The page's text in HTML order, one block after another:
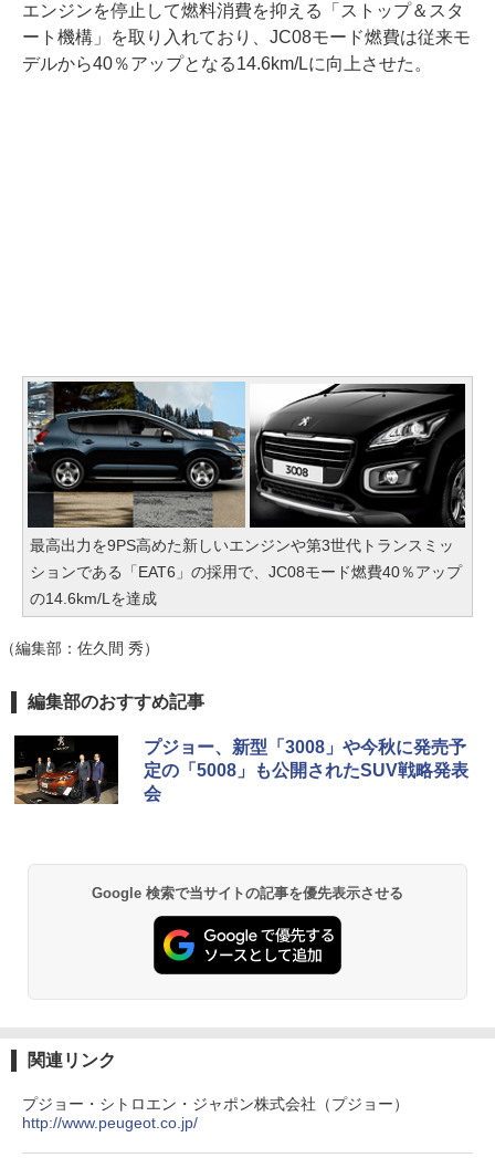
エンジンを停止して燃料消費を抑える「ストップ＆スタ
ート機構」を取り入れており、JC08モード燃費は従来モ
デルから40％アップとなる14.6km/Lに向上させた。
最高出力を9PS高めた新しいエンジンや第3世代トランスミッ
ションである「EAT6」の採用で、JC08モード燃費40％アップ
の14.6km/Lを達成
（編集部：佐久間 秀）
編集部のおすすめ記事
プジョー、新型「3008」や今秋に発売予
定の「5008」も公開されたSUV戦略発表
会
Google 検索で当サイトの記事を優先表示させる
関連リンク
プジョー・シトロエン・ジャポン株式会社（プジョー）
http://www.peugeot.co.jp/